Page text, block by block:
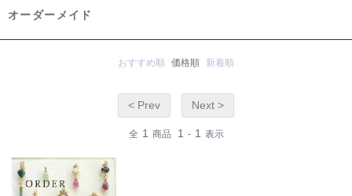
オーダーメイド
おすすめ順 価格順 新着順
< Prev Next >
全 1 商品 1 - 1 表示